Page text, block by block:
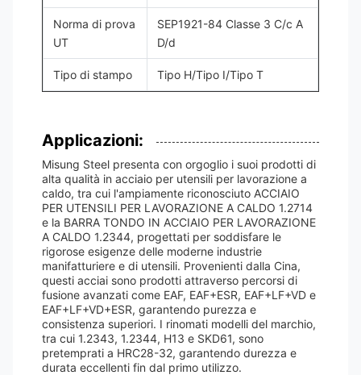
Norma di prova
UT
SEP1921-84 Classe 3 C/c A
D/d
Tipo di stampo Tipo H/Tipo I/Tipo T
Applicazioni:
Misung Steel presenta con orgoglio i suoi prodotti di
alta qualità in acciaio per utensili per lavorazione a
caldo, tra cui l'ampiamente riconosciuto ACCIAIO
PER UTENSILI PER LAVORAZIONE A CALDO 1.2714
e la BARRA TONDO IN ACCIAIO PER LAVORAZIONE
A CALDO 1.2344, progettati per soddisfare le
rigorose esigenze delle moderne industrie
manifatturiere e di utensili. Provenienti dalla Cina,
questi acciai sono prodotti attraverso percorsi di
fusione avanzati come EAF, EAF+ESR, EAF+LF+VD e
EAF+LF+VD+ESR, garantendo purezza e
consistenza superiori. I rinomati modelli del marchio,
tra cui 1.2343, 1.2344, H13 e SKD61, sono
pretemprati a HRC28-32, garantendo durezza e
durata eccellenti fin dal primo utilizzo.